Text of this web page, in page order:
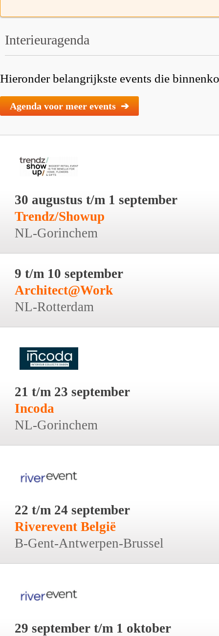
Interieuragenda
Hieronder belangrijkste events die
Agenda voor meer events ➔
30 augustus t/m 1 september
Trendz/Showup
NL-Gorinchem
9 t/m 10 september
Architect@Work
NL-Rotterdam
21 t/m 23 september
Incoda
NL-Gorinchem
22 t/m 24 september
Riverevent België
B-Gent-Antwerpen-Brussel
29 september t/m 1 oktober